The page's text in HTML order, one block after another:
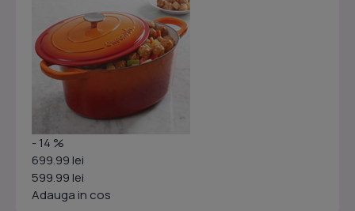
- 14 %
699.99 lei
599.99 lei
Adauga in cos